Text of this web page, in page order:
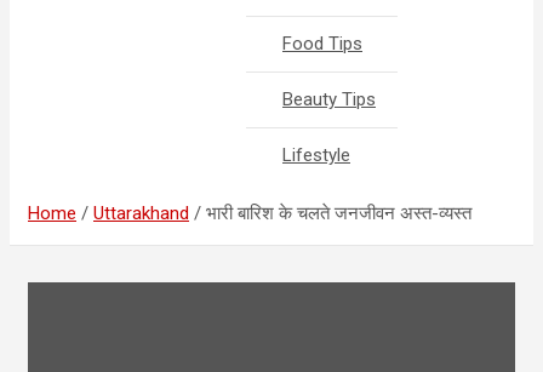
Food Tips
Beauty Tips
Lifestyle
Home Uttarakhand भारी बारिश के चलते जनजीवन अस्त-व्यस्त